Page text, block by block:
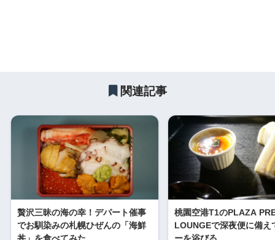
関連記事
贅沢三昧の海の幸！デパート催事
でお馴染みの札幌ひぜんの「海鮮
桃園空港T1のPLAZA
LOUNGEで深夜便に備え